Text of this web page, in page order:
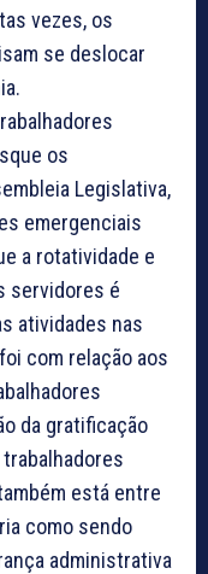
vezes, os
se deslocar
os
Legislativa,
emergenciais
a rotatividade e
servidores é
atividades nas
com relação aos
da gratificação
está entre
como sendo
administrativa